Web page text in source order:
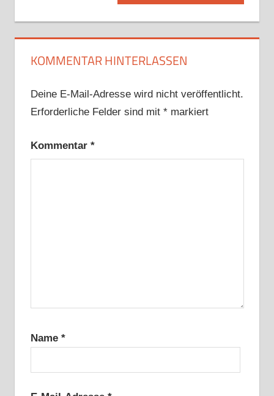
KOMMENTAR HINTERLASSEN
Deine E-Mail-Adresse wird nicht veröffentlicht.
Erforderliche Felder sind mit *markiert
Kommentar *
Name *